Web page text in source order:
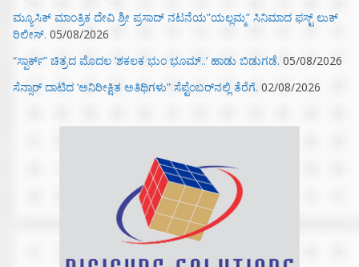
ಮ್ಯೂಸಿಕ್‌ ಮಾಂತ್ರಿಕ ದೇವಿ ಶ್ರೀ ಪ್ರಸಾದ್ ನಟನೆಯ”ಯಲ್ಲಮ್ಮ” ಸಿನಿಮಾದ ಫಸ್ಟ್‌ ಲುಕ್‌
ರಿಲೀಸ್. 05/08/2026
“ಸ್ಪಾರ್ಕ್” ಚಿತ್ರದ ಮೊದಲ‌ ‘ಶಕಲಕ ಭುಂ‌ ಭೂಮ್..’ ಹಾಡು ಬಿಡುಗಡೆ. 05/08/2026
ಸೆನ್ಸಾರ್ ದಾಟಿದ ‘ಅನಿರೀಕ್ಷಿತ ಅತಿಥಿಗಳು” ಸೆಪ್ಟೆಂಬರ್‌ನಲ್ಲಿ ತೆರೆಗೆ. 02/08/2026